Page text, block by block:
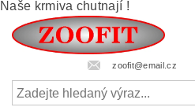
Naše krmiva chutnají !
zoofit@email.cz